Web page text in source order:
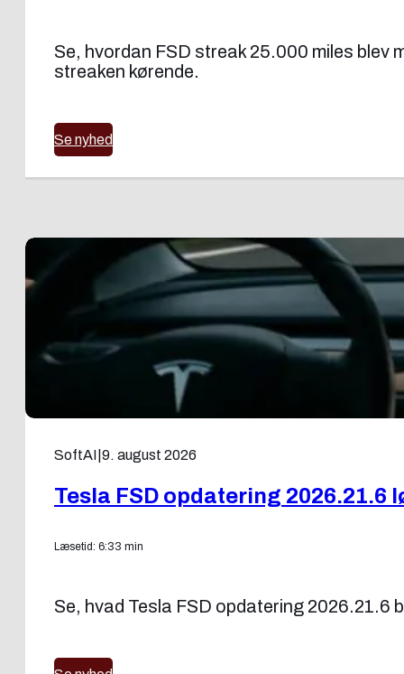
Se, hvordan FSD streak 25.000 miles blev
streaken kørende.
Se nyhed
SoftAI 9. august 2026
Tesla FSD opdatering 2026.21.6
Læsetid: 6:33 min
Se, hvad Tesla FSD opdatering